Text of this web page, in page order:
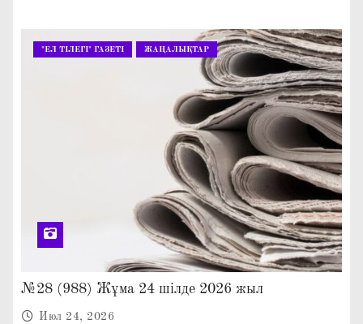
"ЕЛ ТІЛЕГІ" ГАЗЕТІ ЖАҢАЛЫҚТАР
№28 (988) Жұма 24 шілде 2026 жыл
Июл 24, 2026